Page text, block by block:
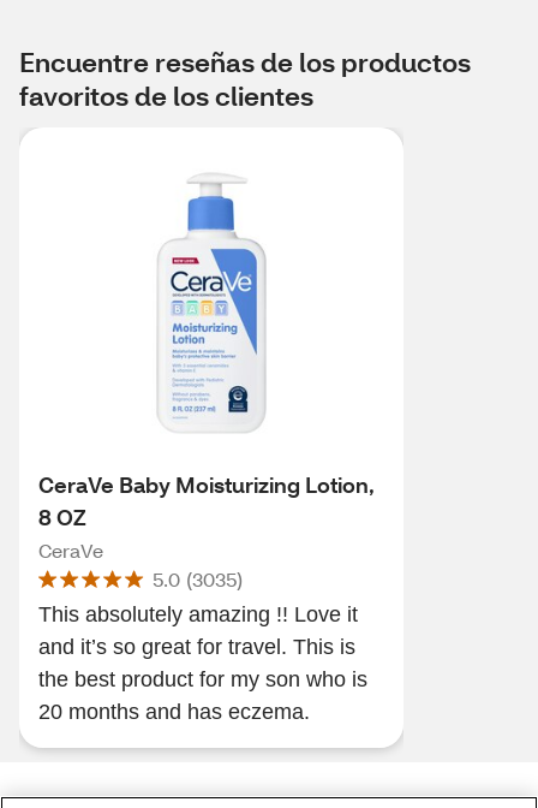
Encuentre reseñas de los productos
favoritos de los clientes
CeraVe Baby Moisturizing Lotion,
8 OZ
CeraVe
5.0 (3035)
This absolutely amazing !! Love it
and it’s so great for travel. This is
the best product for my son who is
20 months and has eczema.